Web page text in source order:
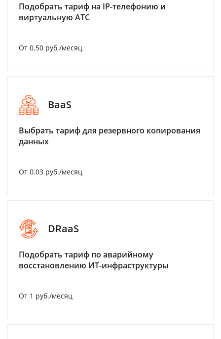
Подобрать тариф на IP-телефонию и
виртуальную АТС
От 0.50 руб./месяц
BaaS
Выбрать тариф для резервного копирования
данных
От 0.03 руб./месяц
DRaaS
Подобрать тариф по аварийному
восстановлению ИТ-инфраструктуры
От 1 руб./месяц